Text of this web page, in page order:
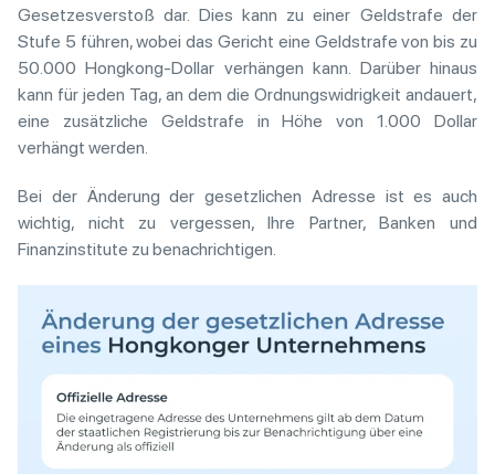
Gesetzesverstoß dar. Dies kann zu einer Geldstrafe der
Stufe 5 führen, wobei das Gericht eine Geldstrafe von bis zu
50.000 Hongkong-Dollar verhängen kann. Darüber hinaus
kann für jeden Tag, an dem die Ordnungswidrigkeit andauert,
eine zusätzliche Geldstrafe in Höhe von 1.000 Dollar
verhängt werden.
Bei der Änderung der gesetzlichen Adresse ist es auch
wichtig, nicht zu vergessen, Ihre Partner, Banken und
Finanzinstitute zu benachrichtigen.